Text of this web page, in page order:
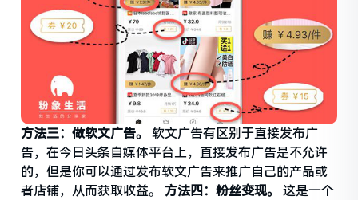
方法三：做软文广告。
软文广告有区别于直接发布广
告，在今日头条自媒体平台上，直接发布广告是不允许
的，但是你可以通过发布软文广告来推广自己的产品或
者店铺，从而获取收益。 方法四：粉丝变现。
这是一个